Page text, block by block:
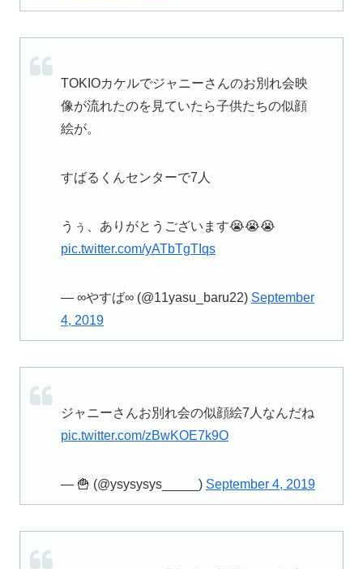
TOKIOカケルでジャニーさんのお別れ会映
像が流れたのを見ていたら子供たちの似顔
絵が。
すばるくんセンターで7人
うぅ、ありがとうございます😭😭😭
pic.twitter.com/yATbTgTIqs
— ∞やすば∞ (@11yasu_baru22) September
4, 2019
ジャニーさんお別れ会の似顔絵7人なんだね
pic.twitter.com/zBwKOE7k9O
— 🍟 (@ysysysys_____) September 4, 2019